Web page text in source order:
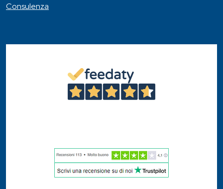
Consulenza